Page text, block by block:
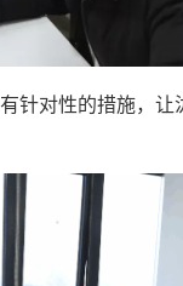
对性的措施，让